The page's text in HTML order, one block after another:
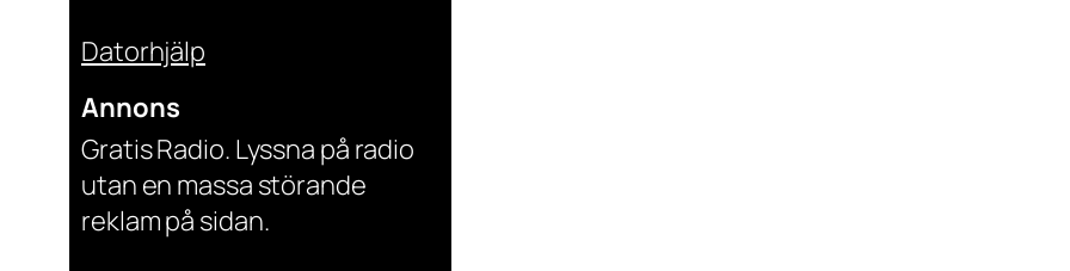
Datorhjälp
Annons
Gratis Radio. Lyssna på radio
utan en massa störande
reklam på sidan.